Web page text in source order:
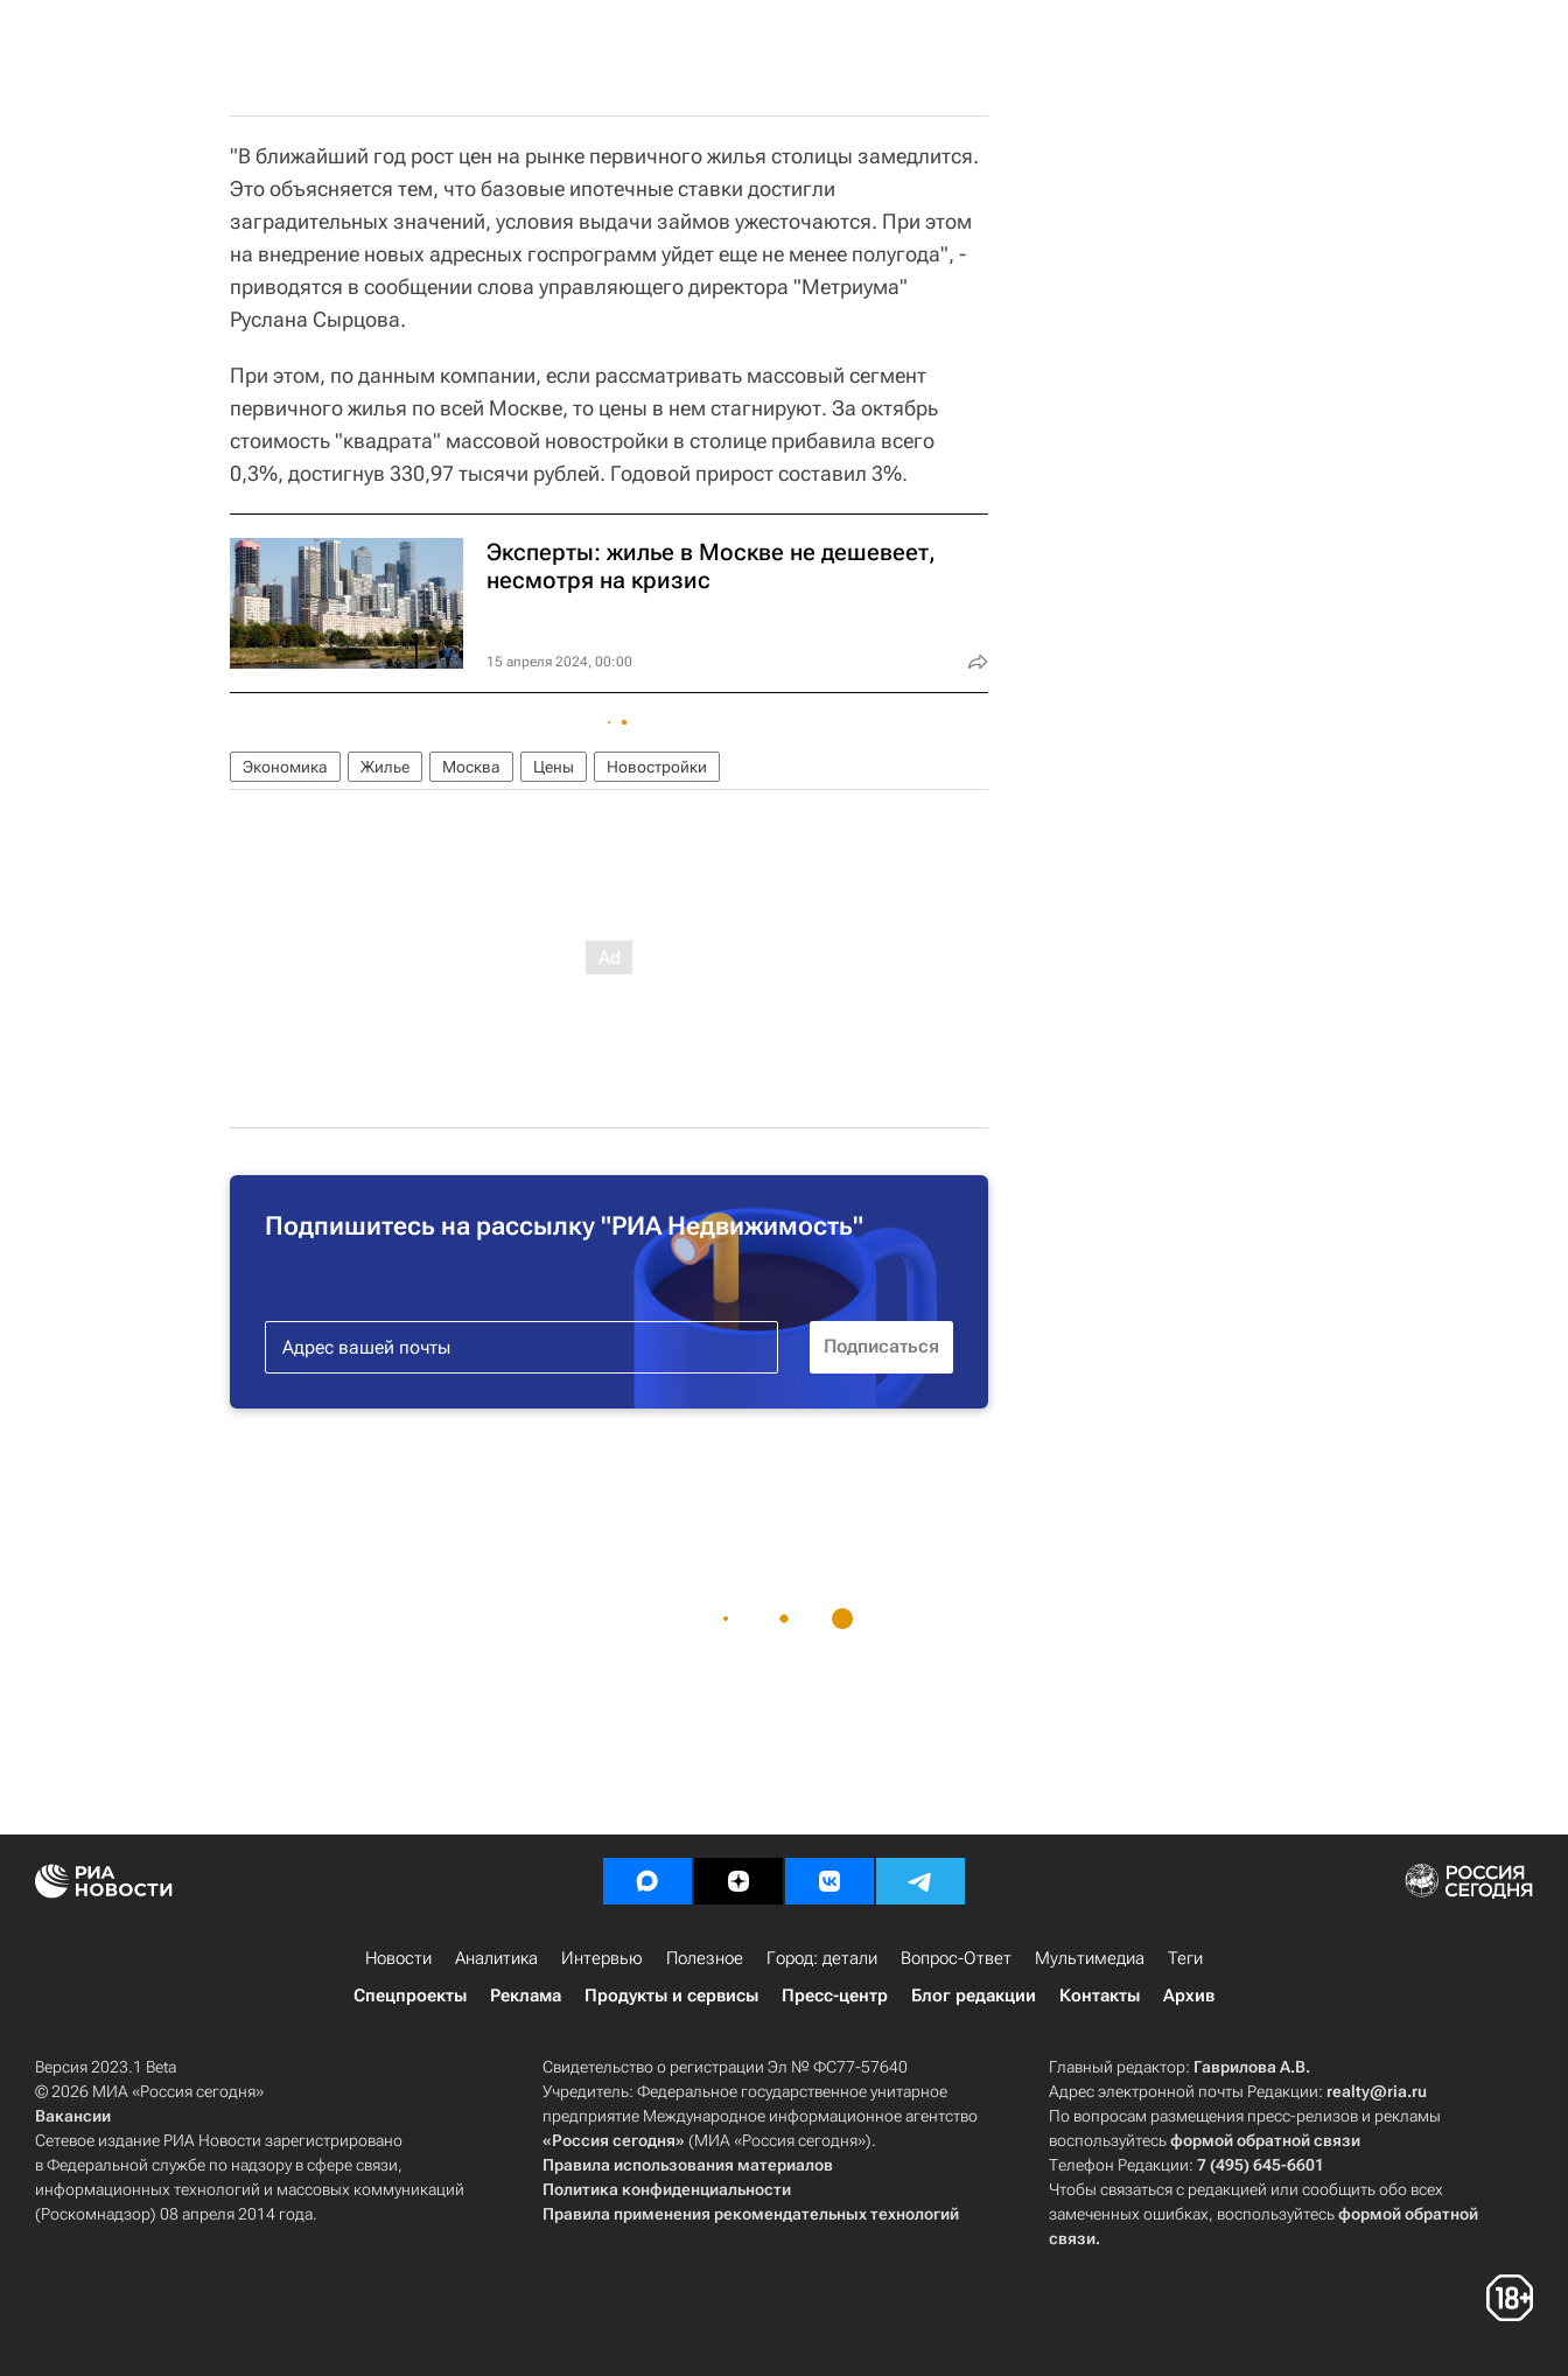
"В ближайший год рост цен на рынке первичного жилья столицы замедлится.
Это объясняется тем, что базовые ипотечные ставки достигли
заградительных значений, условия выдачи займов ужесточаются. При этом
на внедрение новых адресных госпрограмм уйдет еще не менее полугода", -
приводятся в сообщении слова управляющего директора "Метриума"
Руслана Сырцова.
При этом, по данным компании, если рассматривать массовый сегмент
первичного жилья по всей Москве, то цены в нем стагнируют. За октябрь
стоимость "квадрата" массовой новостройки в столице прибавила всего
0,3%, достигнув 330,97 тысячи рублей. Годовой прирост составил 3%.
Эксперты: жилье в Москве не дешевеет,
несмотря на кризис
15 апреля 2024, 00:00
Экономика Жилье Москва Цены Новостройки
Подпишитесь на рассылку "РИА Недвижимость"
Новости Аналитика Интервью Полезное Город: детали Вопрос-Ответ Мультимедиа
Теги
Спецпроекты
Реклама Продукты и сервисы Пресс-центр Блог редакции Контакты Архив
Версия 2023.1 Beta
© 2026 МИА «Россия сегодня»
Вакансии
Сетевое издание РИА Новости зарегистрировано
в Федеральной службе по надзору в сфере связи,
информационных технологий и массовых коммуникаций
(Роскомнадзор) 08 апреля 2014 года.
Свидетельство о регистрации Эл № ФС77-57640
Учредитель: Федеральное государственное унитарное
предприятие Международное информационное агентство
«Россия сегодня» (МИА «Россия сегодня»).
Правила использования материалов
Политика конфиденциальности
Правила применения рекомендательных технологий
Главный редактор: Гаврилова А.В.
Адрес электронной почты Редакции: realty@ria.ru
По вопросам размещения пресс-релизов и рекламы
воспользуйтесьформой обратной связи
Телефон Редакции:7 (495) 645-6601
Чтобы связаться с редакцией или сообщить обо всех
замеченных ошибках, воспользуйтесьформой обратной
связи.